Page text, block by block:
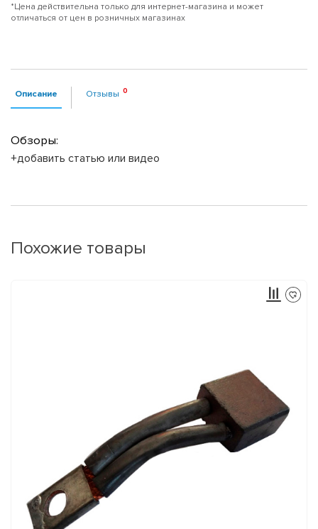
*Цена действительна только для интернет-магазина и может
отличаться от цен в розничных магазинах
Описание Отзывы
Обзоры:
+добавить статью или видео
Похожие товары